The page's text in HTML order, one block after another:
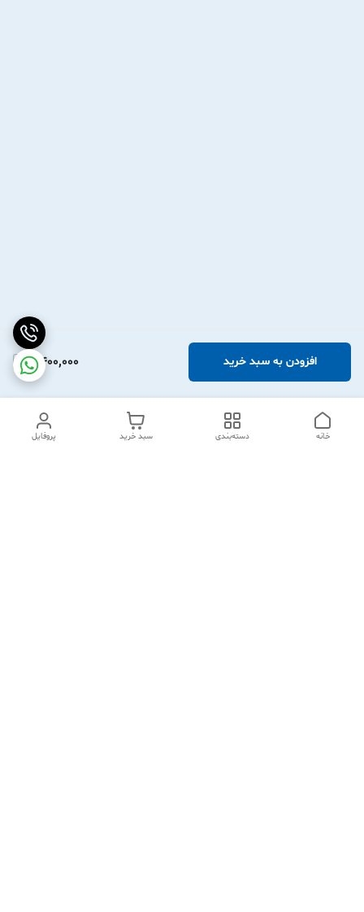
2,400,000 افزودن به سبد خرید
پروفایل سبد خرید دسته‌بندی خانه